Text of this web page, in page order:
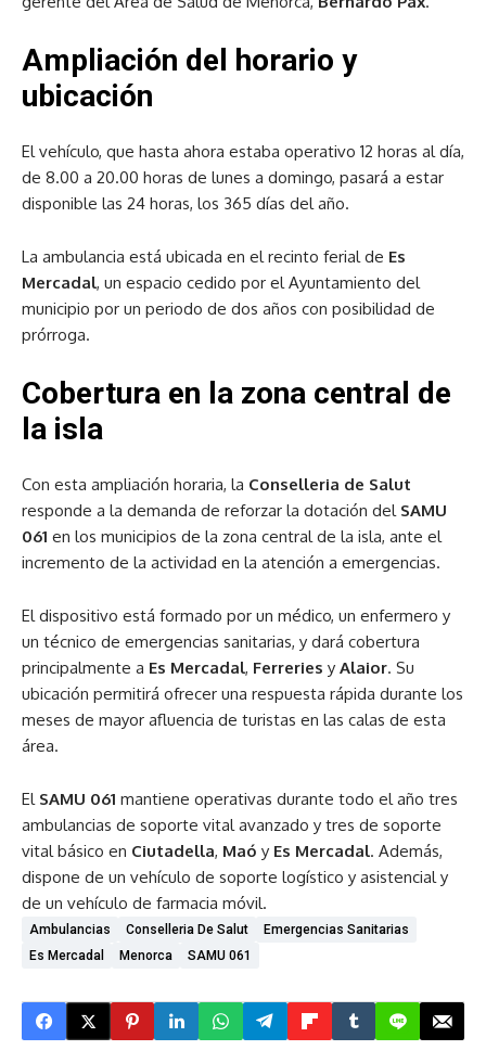
Ampliación del horario y
ubicación
El vehículo, que hasta ahora estaba operativo 12 horas al día,
de 8.00 a 20.00 horas de lunes a domingo, pasará a estar
disponible las 24 horas, los 365 días del año.
La ambulancia está ubicada en el recinto ferial de Es
Mercadal, un espacio cedido por el Ayuntamiento del
municipio por un periodo de dos años con posibilidad de
prórroga.
Cobertura en la zona central de
la isla
Con esta ampliación horaria, la Conselleria de Salut
responde a la demanda de reforzar la dotación del SAMU
061 en los municipios de la zona central de la isla, ante el
incremento de la actividad en la atención a emergencias.
El dispositivo está formado por un médico, un enfermero y
un técnico de emergencias sanitarias, y dará cobertura
principalmente a Es Mercadal, Ferreries y Alaior. Su
ubicación permitirá ofrecer una respuesta rápida durante los
meses de mayor afluencia de turistas en las calas de esta
área.
El SAMU 061 mantiene operativas durante todo el año tres
ambulancias de soporte vital avanzado y tres de soporte
vital básico en Ciutadella, Maó y Es Mercadal. Además,
dispone de un vehículo de soporte logístico y asistencial y
de un vehículo de farmacia móvil.
Ambulancias Conselleria De Salut
Emergencias Sanitarias
Es Mercadal
Menorca SAMU 061